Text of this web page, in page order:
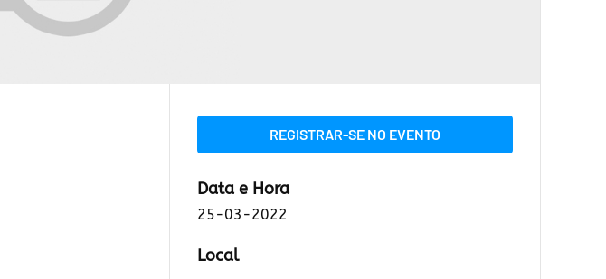
REGISTRAR-SE NO EVENTO
Data e Hora
25-03-2022
Local